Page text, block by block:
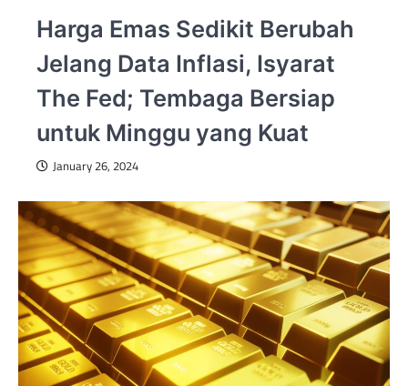
Harga Emas Sedikit Berubah
Jelang Data Inflasi, Isyarat
The Fed; Tembaga Bersiap
untuk Minggu yang Kuat
January 26, 2024